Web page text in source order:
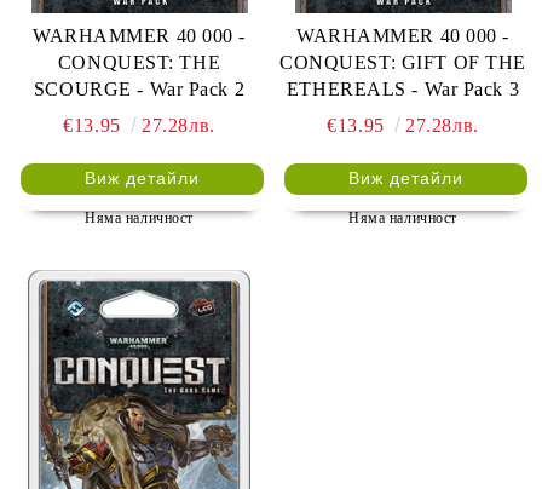
WARHAMMER 40 000 -
CONQUEST: THE
SCOURGE - War Pack 2
€13.95
27.28лв.
Виж детайли
Няма наличност
WARHAMMER 40 000 -
CONQUEST: GIFT OF THE
ETHEREALS - War Pack 3
€13.95
27.28лв.
Виж детайли
Няма наличност